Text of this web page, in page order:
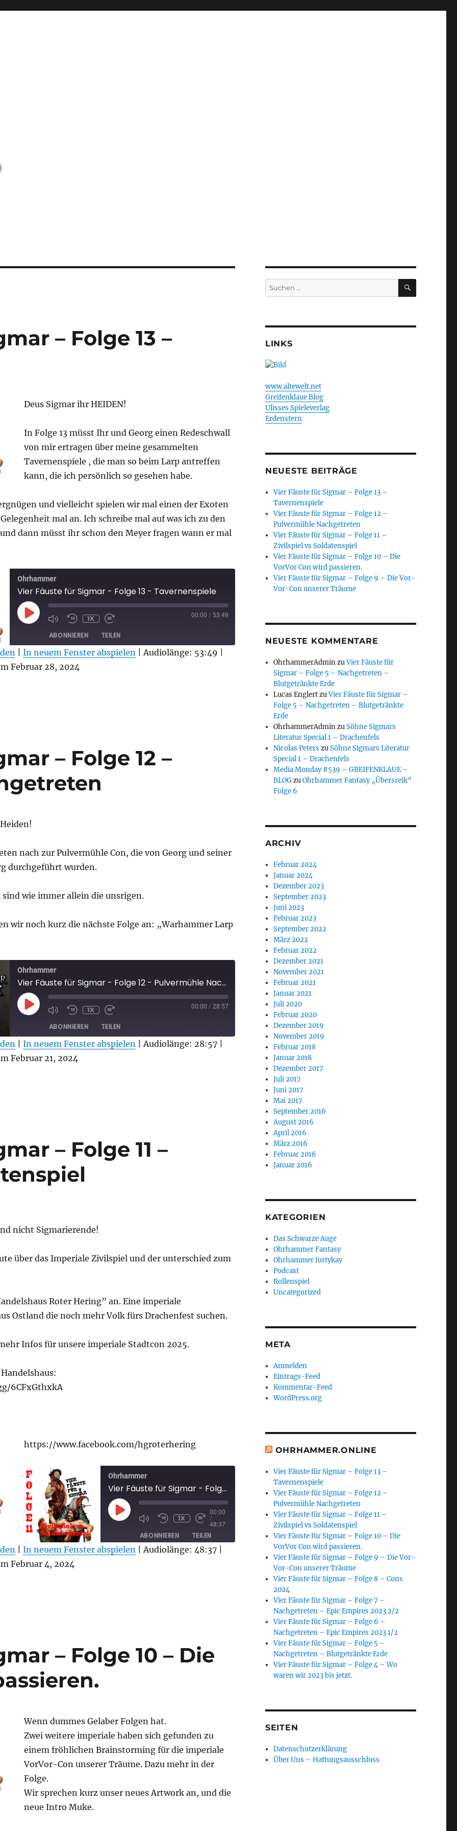
– Folge 13 –
Deus Sigmar ihr HEIDEN!
In Folge 13 müsst Ihr und Georg einen Redeschwall
von mir ertragen über meine gesammelten
Tavernenspiele , die man so beim Larp antreffen
kann, die ich persönlich so gesehen habe.
und vielleicht spielen wir mal einen der Exoten
mal an. Ich schreibe mal auf was ich zu den
dann müsst ihr schon den Meyer fragen wann er mal
Ohrhammer
Vier Fäuste für Sigmar - Folge 13 - Tavernenspiele
PLAY
EPISODE
1X 00:00 / 53:49
ABONNIEREN TEILEN
| In neuem Fenster abspielen|Audiolänge: 53:49
Februar 28, 2024
– Folge 12 –
nach zur Pulvermühle Con, die von Georg und seiner
durchgeführt wurden.
wie immer allein die unsrigen.
wir noch kurz die nächste Folge an: „Warhammer Larp
Ohrhammer
Vier Fäuste für Sigmar - Folge 12 - Pulvermühle Nachgetreten
PLAY
EPISODE
1X 00:00 / 28:57
ABONNIEREN TEILEN
| In neuem Fenster abspielen|Audiolänge: 28:57|
Februar 21, 2024
– Folge 11 –
nicht Sigmarierende!
über das Imperiale Zivilspiel und der unterschied zum
Roter Hering” an. Eine imperiale
Ostland die noch mehr Volk fürs Drachenfest suchen.
Infos für unsere imperiale Stadtcon 2025.
6CFxGthxkA
https://www.facebook.com/hgroterhering
Ohrhammer
Vier Fäuste für Sigmar - Folge 11 - Zivilspiel vs Soldatenspiel
PLAY
EPISODE
1X
00:00
/
48:37
ABONNIEREN TEILEN
TEILEN
| In neuem Fenster abspielen|Audiolänge: 48:37|
Februar 4, 2024
– Folge 10 – Die
Wenn dummes Gelaber Folgen hat.
Zwei weitere imperiale haben sich gefunden zu
einem fröhlichen Brainstorming für die imperiale
VorVor-Con unserer Träume. Dazu mehr in der
Folge.
Wir sprechen kurz unser neues Artwork an, und die
neue Intro Muke.
Suchen
nach:
SUCHEN
LINKS
www.altewelt.net
Greifenklaue Blog
Ulisses Spieleverlag
Erdenstern
NEUESTE BEITRÄGE
Vier Fäuste für Sigmar – Folge 13 –
Tavernenspiele
Vier Fäuste für Sigmar – Folge 12 –
Pulvermühle Nachgetreten
Vier Fäuste für Sigmar – Folge 11 –
Zivilspiel vs Soldatenspiel
Vier Fäuste für Sigmar – Folge 10 – Die
VorVor Con wird passieren.
Vier Fäuste für Sigmar – Folge 9 – Die Vor-
Vor-Con unserer Träume
NEUESTE KOMMENTARE
OhrhammerAdminzuVier Fäuste für
Sigmar – Folge 5 – Nachgetreten –
Blutgetränkte Erde
Lucas EnglertzuVier Fäuste für Sigmar –
Folge 5 – Nachgetreten – Blutgetränkte
Erde
OhrhammerAdminzuSöhne Sigmars
Literatur Special 1 – Drachenfels
Nicolas Peters zuSöhne Sigmars Literatur
Special 1 – Drachenfels
Media Monday #539 – GREIFENKLAUE –
BLOGzuOhrhammer Fantasy „Übersreik“
Folge 6
ARCHIV
Februar 2024
Januar 2024
Dezember 2023
September 2023
Juni 2023
Februar 2023
September 2022
März 2022
Februar 2022
Dezember 2021
November 2021
Februar 2021
Januar 2021
Juli 2020
Februar 2020
Dezember 2019
November 2019
Februar 2018
Januar 2018
Dezember 2017
Juli 2017
Juni 2017
Mai 2017
September 2016
August 2016
April 2016
März 2016
Februar 2016
Januar 2016
KATEGORIEN
Das Schwarze Auge
Ohrhammer Fantasy
Ohrhammer fortykay
Podcast
Rollenspiel
Uncategorized
META
Anmelden
Eintrags-Feed
Kommentar-Feed
WordPress.org
OHRHAMMER.ONLINE
Vier Fäuste für Sigmar – Folge 13 –
Tavernenspiele
Vier Fäuste für Sigmar – Folge 12 –
Pulvermühle Nachgetreten
Vier Fäuste für Sigmar – Folge 11 –
Zivilspiel vs Soldatenspiel
Vier Fäuste für Sigmar – Folge 10 – Die
VorVor Con wird passieren.
Vier Fäuste für Sigmar – Folge 9 – Die Vor-
Vor-Con unserer Träume
Vier Fäuste für Sigmar – Folge 8 – Cons
2024
Vier Fäuste für Sigmar – Folge 7 –
Nachgetreten – Epic Empires 2023 2/2
Vier Fäuste für Sigmar – Folge 6 –
Nachgetreten – Epic Empires 2023 1/2
Vier Fäuste für Sigmar – Folge 5 –
Nachgetreten – Blutgetränkte Erde
Vier Fäuste für Sigmar – Folge 4 – Wo
waren wir 2023 bis jetzt.
SEITEN
Datenschutzerklärung
Über Uns – Haftungsausschluss